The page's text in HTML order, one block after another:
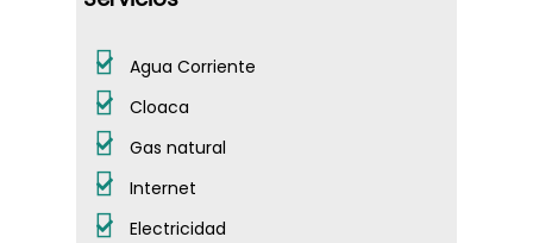
Agua Corriente
Cloaca
Gas natural
Internet
Electricidad